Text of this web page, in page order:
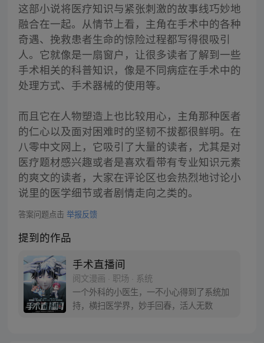
这部小说将医疗知识与紧张刺激的故事线巧妙地
融合在一起。从情节上看，主角在手术中的各种
奇遇、挽救患者生命的惊险过程都写得很吸引
人。它就像是一扇窗户，让很多读者了解到一些
手术相关的科普知识，像是不同病症在手术中的
处理方式、手术器械的使用等。
而且它在人物塑造上也比较用心，主角那种医者
的仁心以及面对困难时的坚韧不拔都很鲜明。在
八零中文网上，它吸引了大量的读者，尤其是对
医疗题材感兴趣或者是喜欢看带有专业知识元素
的爽文的读者，大家在评论区也会热烈地讨论小
说里的医学细节或者剧情走向之类的。
答案问题点击 举报反馈
提到的作品
手术直播间
阅文漫画 · 职场 · 系统
一个外科的小医生，一不小心得到了系统加
持，横扫医学界，妙手回春，活人无数